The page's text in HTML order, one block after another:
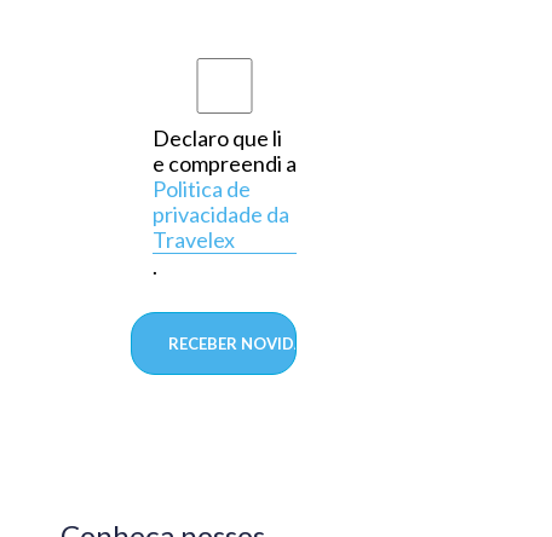
Declaro que li
e compreendi a
Politica de
privacidade da
Travelex
.
primeiro
banco do
país a
operar
exclusivamente
em
aprovado
pelo